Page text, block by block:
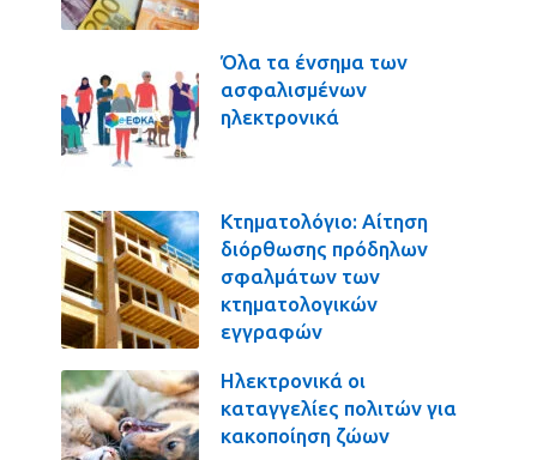
Όλα τα ένσημα των
ασφαλισμένων
ηλεκτρονικά
Κτηματολόγιο: Αίτηση
διόρθωσης πρόδηλων
σφαλμάτων των
κτηματολογικών
εγγραφών
Ηλεκτρονικά οι
καταγγελίες πολιτών για
κακοποίηση ζώων